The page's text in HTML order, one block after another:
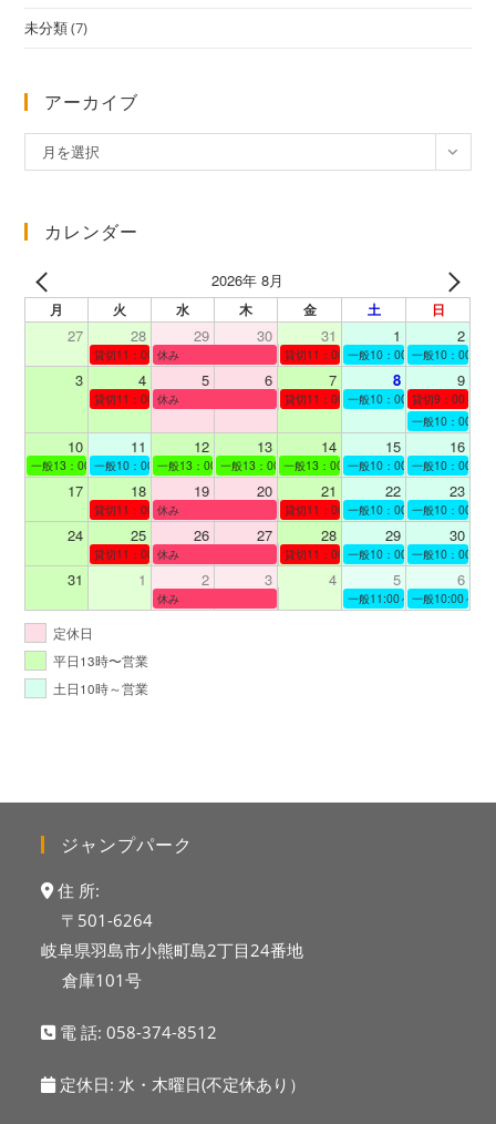
未分類(7)
アーカイブ
ー
イ
月を選択
カレンダー
2026年 8月
月 火 水 木 金 土 日
27 28 29 30 31 1 2
貸切11：00～12：00
休み 貸切11：00～12：00一般10：00～19：00
一般10：00～
3 4 5 6 7 8 9
貸切11：00～12：00
休み 貸切11：00～12：00一般10：00～19：00
貸切9：00～10
一般10：00～
10 11 12 13 14 15 16
一般13：00～19：00一般10：00～19：00一般13：00～19：00一般13：00～19：00一般13：00～19：00一般10：00～19：00
一般10：00～
17 18 19 20 21 22 23
貸切11：00～12：00
休み 貸切11：00～13：00一般10：00～19：00
一般10：00～
24 25 26 27 28 29 30
貸切11：00～12：00
休み 貸切11：00～12：00一般10：00～19：00
一般10：00～
31 1 2 3 4 5 6
休み 一般11:00～19:00一般10:00～
定休日
平日13時〜営業
土日10時～営業
ジャンプパーク
住 所:
〒501-6264
岐阜県羽島市小熊町島2丁目24番地
倉庫101号
電 話:058-374-8512
定休日: 水・木曜日(不定休あり）